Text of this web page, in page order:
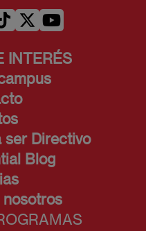
INTERÉS
ser Directivo
Blog